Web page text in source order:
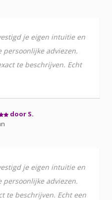
je eigen intuitie en
persoonlijke adviezen.
te beschrijven. Echt
door S.
je eigen intuitie en
persoonlijke adviezen.
te beschrijven. Echt een